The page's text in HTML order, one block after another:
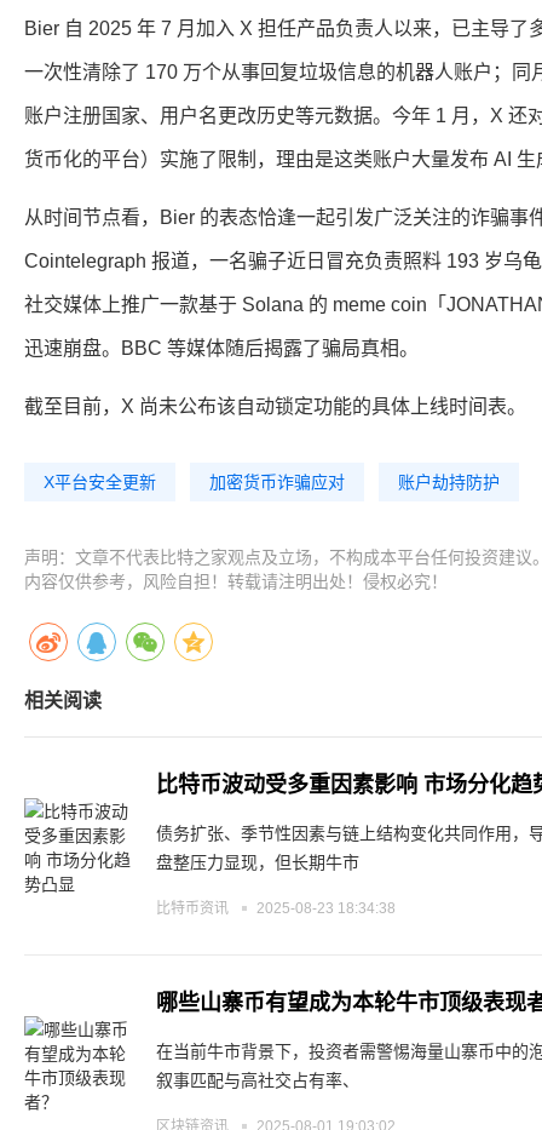
Bier 自 2025 年 7 月加入 X 担任产品负责人以来，已主导了
一次性清除了 170 万个从事回复垃圾信息的机器人账户；
账户注册国家、用户名更改历史等元数据。今年 1 月，X 还
货币化的平台）实施了限制，理由是这类账户大量发布 AI
从时间节点看，Bier 的表态恰逢一起引发广泛关注的诈骗事
Cointelegraph 报道，一名骗子近日冒充负责照料 193 岁乌
社交媒体上推广一款基于 Solana 的 meme coin「
迅速崩盘。BBC 等媒体随后揭露了骗局真相。
截至目前，X 尚未公布该自动锁定功能的具体上线时间表。
X平台安全更新 加密货币诈骗应对 账户劫持防护
声明：文章不代表比特之家观点及立场，不构成本平台任何投资建
内容仅供参考，风险自担！转载请注明出处！侵权必究！
相关阅读
比特币波动受多重因素影响 市场分化趋
债务扩张、季节性因素与链上结构变化共同作用，
盘整压力显现，但长期牛市
比特币资讯 2025-08-23 18:34:38
哪些山寨币有望成为本轮牛市顶级表现
在当前牛市背景下，投资者需警惕海量山寨币中的
叙事匹配与高社交占有率、
区块链资讯 2025-08-01 19:03:02